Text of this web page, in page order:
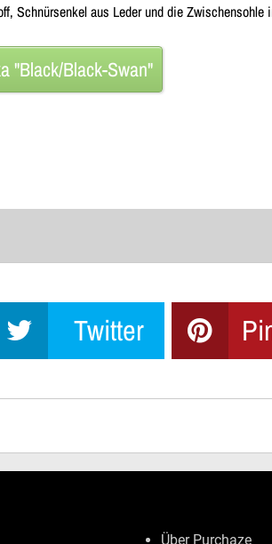
Schnürsenkel aus Leder und die Zwischensohle
"Black/Black-Swan"
Twitter
Über Purchaze